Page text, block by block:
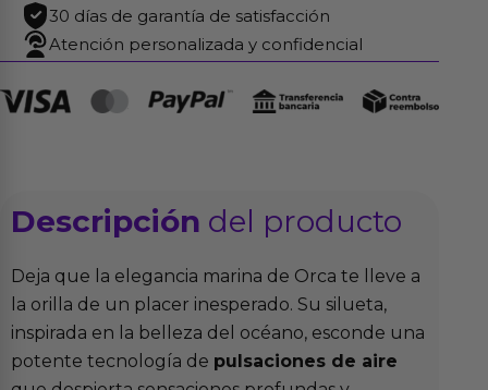
30 días de garantía de satisfacción
Atención personalizada y confidencial
Descripción del producto
Deja que la elegancia marina de Orca te lleve a
la orilla de un placer inesperado. Su silueta,
inspirada en la belleza del océano, esconde una
potente tecnología de pulsaciones de aire